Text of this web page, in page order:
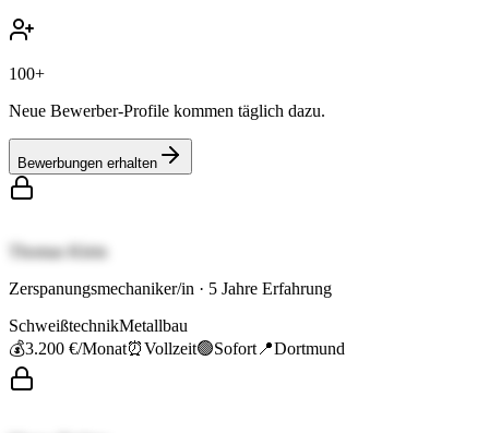
100+
Neue Bewerber-Profile kommen täglich dazu.
Bewerbungen erhalten
Thomas Klein
Zerspanungsmechaniker/in · 5 Jahre Erfahrung
SchweißtechnikMetallbau
💰3.200 €/Monat⏰Vollzeit🟢Sofort 📍Dortmund